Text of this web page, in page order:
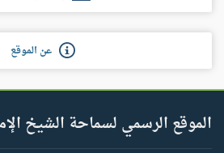
عن الموقع
الموقع الرسمي لسماحة الشيخ